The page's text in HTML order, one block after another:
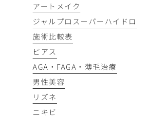
アートメイク
ジャルプロスーパーハイドロ
施術比較表
ピアス
AGA・FAGA・薄毛治療
男性美容
リズネ
ニキビ